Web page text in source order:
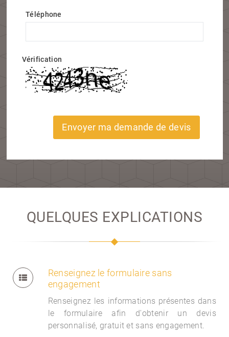
Téléphone
Vérification
Envoyer ma demande de devis
QUELQUES EXPLICATIONS
Renseignez le formulaire sans
engagement
Renseignez les informations présentes dans
le formulaire afin d'obtenir un devis
personnalisé, gratuit et sans engagement.